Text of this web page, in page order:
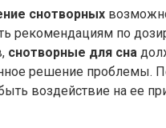
снотворных
рекомендациям по
снотворные для сна
решение проблемы.
воздействие на ее